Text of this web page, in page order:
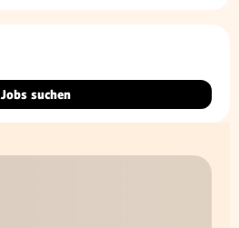
Jobs suchen